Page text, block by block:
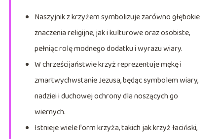
Naszyjnik z krzyżem symbolizuje zarówno głębokie
znaczenia religijne, jak i kulturowe oraz osobiste,
pełniąc rolę modnego dodatku i wyrazu wiary.
W chrześcijaństwie krzyż reprezentuje mękę i
zmartwychwstanie Jezusa, będąc symbolem wiary,
nadziei i duchowej ochrony dla noszących go
wiernych.
Istnieje wiele form krzyża, takich jak krzyż łaciński,